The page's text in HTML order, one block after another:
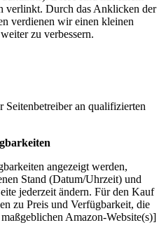
verlinkt. Durch das Anklicken der
verdienen wir einen kleinen
zu verbessern.
Seitenbetreiber an qualifizierten
angezeigt werden,
Stand (Datum/Uhrzeit) und
jederzeit ändern. Für den Kauf
zu Preis und Verfügbarkeit, die
Amazon-Website(s)]